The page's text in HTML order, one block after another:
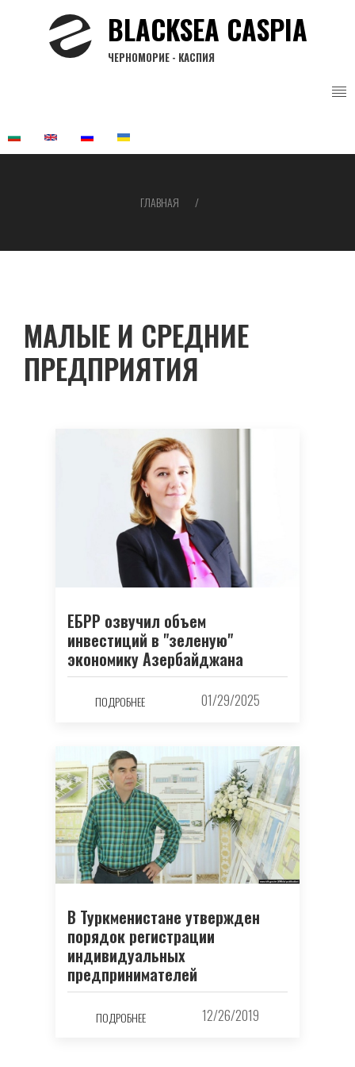
BLACKSEA CASPIA
ЧЕРНОМОРИЕ - КАСПИЯ
навигации
ГЛАВНАЯ
МАЛЫЕ И СРЕДНИЕ
ПРЕДПРИЯТИЯ
ЕБРР озвучил объем
инвестиций в "зеленую"
экономику Азербайджана
ПОДРОБНЕЕ 01/29/2025
В Туркменистане утвержден
порядок регистрации
индивидуальных
предпринимателей
ПОДРОБНЕЕ 12/26/2019